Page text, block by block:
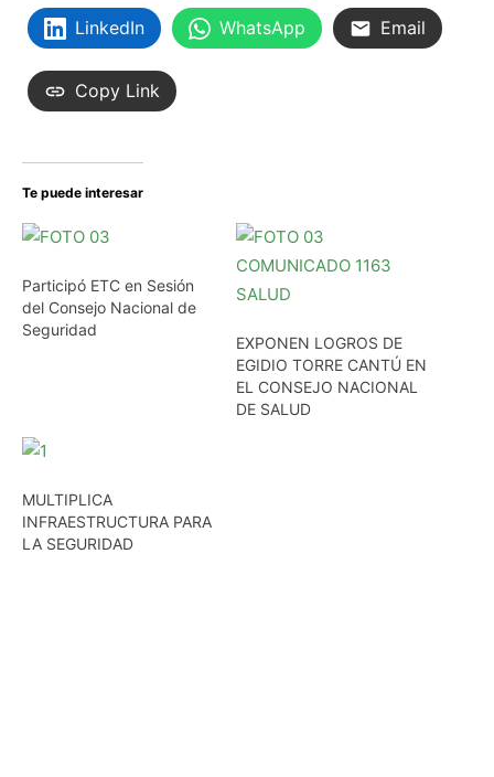
LinkedIn WhatsApp Email
Copy Link
Te puede interesar
Participó ETC en Sesión
del Consejo Nacional de
Seguridad
EXPONEN LOGROS DE
EGIDIO TORRE CANTÚ EN
EL CONSEJO NACIONAL
DE SALUD
MULTIPLICA
INFRAESTRUCTURA PARA
LA SEGURIDAD